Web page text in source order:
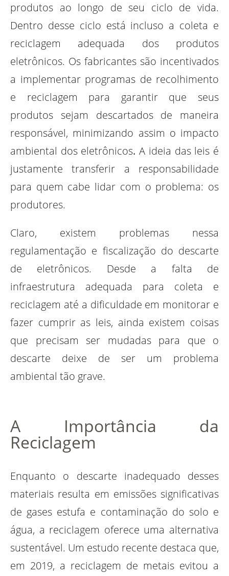
produtos ao longo de seu ciclo de vida.
Dentro desse ciclo está incluso a coleta e
reciclagem adequada dos produtos
eletrônicos. Os fabricantes são incentivados
a implementar programas de recolhimento
e reciclagem para garantir que seus
produtos sejam descartados de maneira
responsável, minimizando assim o impacto
ambiental dos eletrônicos.A ideia das leis é
justamente transferir a responsabilidade
para quem cabe lidar com o problema: os
produtores.
Claro, existem problemas nessa
regulamentação e fiscalização do descarte
de eletrônicos. Desde a falta de
infraestrutura adequada para coleta e
reciclagem até a dificuldade em monitorar e
fazer cumprir as leis, ainda existem coisas
que precisam ser mudadas para que o
descarte deixe de ser um problema
ambiental tão grave.
A Importância da
Reciclagem
Enquanto o descarte inadequado desses
materiais resulta em emissões significativas
de gases estufa e contaminação do solo e
água, a reciclagem oferece uma alternativa
sustentável. Um estudo recente destaca que,
em 2019, a reciclagem de metais evitou a